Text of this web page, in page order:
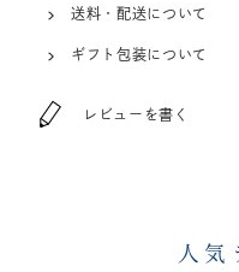
送料・配送について
ギフト包装について
レビューを書く
人気